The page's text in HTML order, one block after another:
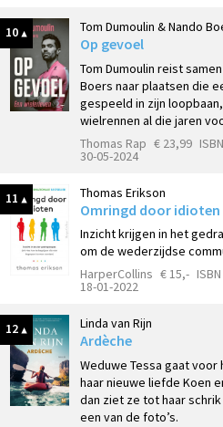
10 Tom Dumoulin & Nando
Op gevoel
Tom Dumoulin reist
Boers naar plaatsen die
gespeeld in zijn
wielrennen al die jaren
Thomas Rap € 23,99
30-05-2024
11 Thomas Erikson
Omringd door idioten
Inzicht krijgen in het
om de wederzijdse
HarperCollins € 15,-
18-01-2022
12 Linda van Rijn
Ardèche
Weduwe Tessa gaat
haar nieuwe liefde Koen
dan ziet ze tot haar
een van de foto’s.